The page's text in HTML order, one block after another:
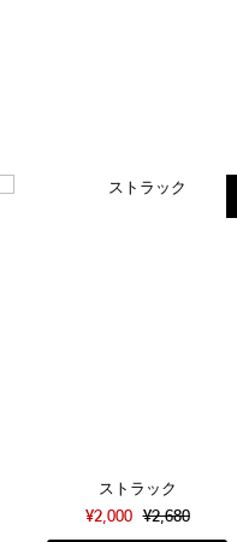
ストラック
¥2,000 ¥2,680